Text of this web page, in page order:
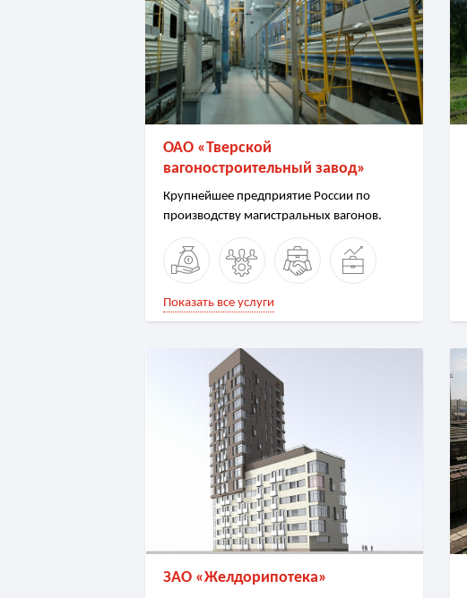
ОАО «Тверской
вагоностроительный завод»
Крупнейшее предприятие России по
производству магистральных вагонов.
Показать все услуги
ЗАО «Желдорипотека»